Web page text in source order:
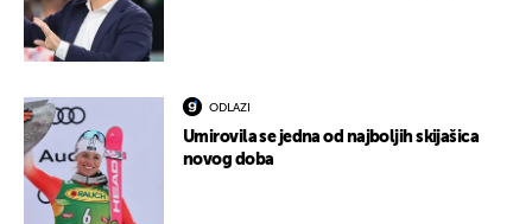
ODLAZI
Umirovila se jedna od najboljih skijašica
novog doba